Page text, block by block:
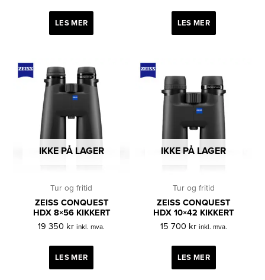
LES MER LES MER
IKKE PÅ LAGER
Tur og fritid
ZEISS CONQUEST
HDX 8×56 KIKKERT
19 350 kr inkl. mva.
LES MER
IKKE PÅ LAGER
Tur og fritid
ZEISS CONQUEST
HDX 10×42 KIKKERT
15 700 kr inkl. mva.
LES MER